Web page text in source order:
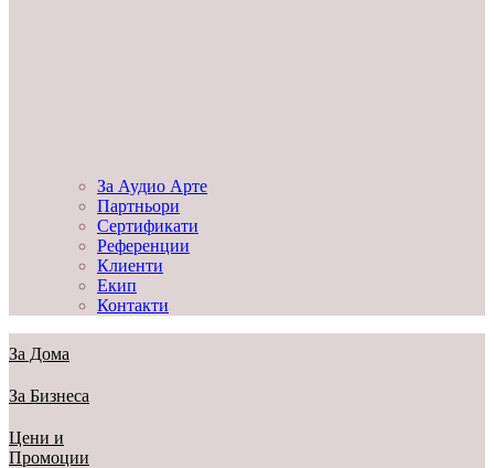
За Аудио Арте
Партньори
Сертификати
Референции
Клиенти
Екип
Контакти
За Дома
За Бизнеса
Цени и
Промоции